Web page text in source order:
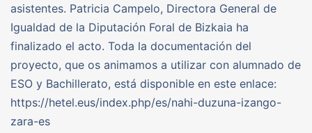
asistentes. Patricia Campelo, Directora General de
Igualdad de la Diputación Foral de Bizkaia ha
finalizado el acto. Toda la documentación del
proyecto, que os animamos a utilizar con alumnado de
ESO y Bachillerato, está disponible en este enlace:
https://hetel.eus/index.php/es/nahi-duzuna-izango-
zara-es